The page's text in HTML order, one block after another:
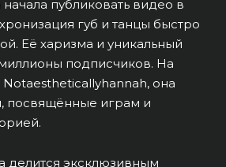
публиковать видео в
губ и танцы быстро
Её харизма и уникальный
подписчиков. На
она
посвящённые играм и
делится эксклюзивным